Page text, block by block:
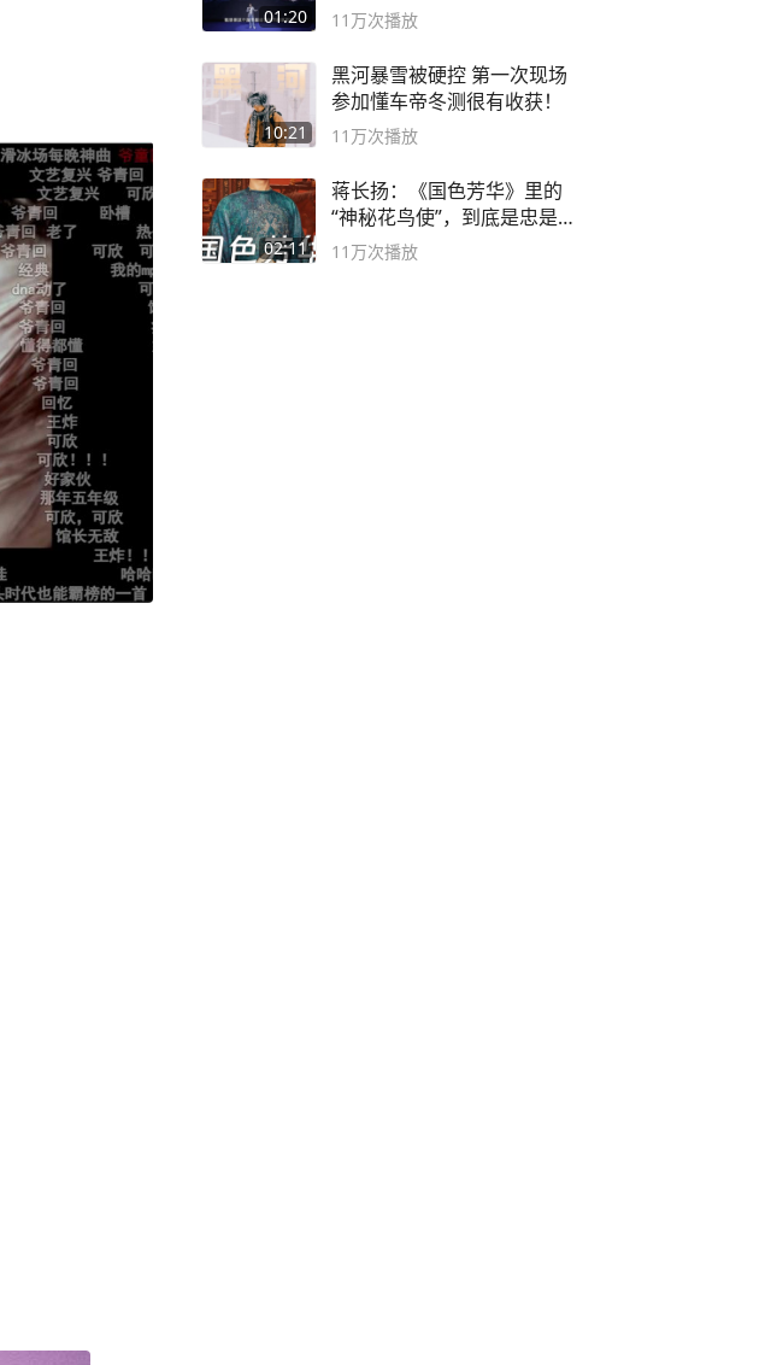
01:20 11万次播放
10:21
黑河暴雪被硬控 第一次现场
参加懂车帝冬测很有收获！
11万次播放
02:11
蒋长扬：《国色芳华》里的
“神秘花鸟使”，到底是忠是
奸？
11万次播放